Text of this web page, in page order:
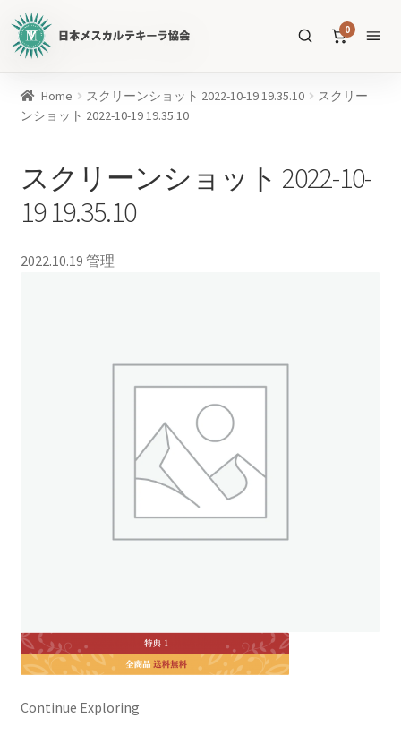
本
ス
カ
キ
ー
ラ
会
0
商
品
索
Home スクリーンショット 2022-10-19 19.35.10
スクリー
ンショット 2022-10-19 19.35.10
スクリーンショット 2022-10-
19 19.35.10
2022.10.19 管理
Continue Exploring